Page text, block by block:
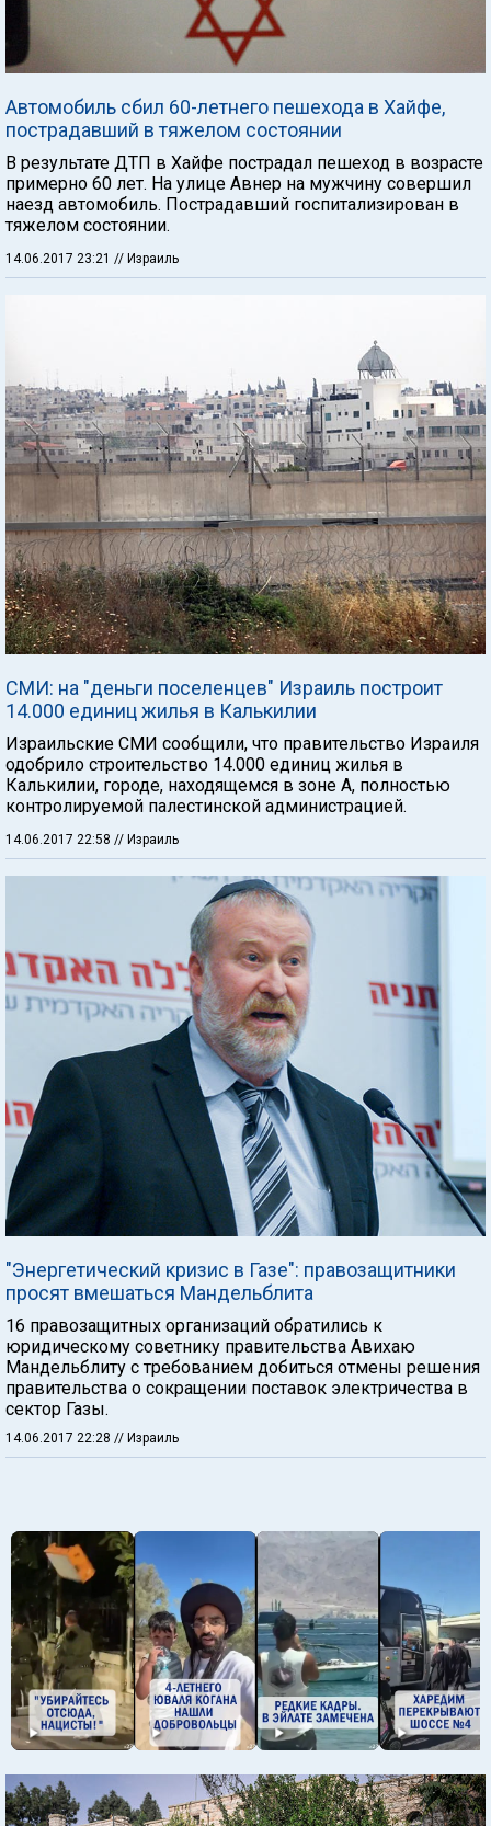
Автомобиль сбил 60-летнего пешехода в Хайфе,
пострадавший в тяжелом состоянии
В результате ДТП в Хайфе пострадал пешеход в возрасте
примерно 60 лет. На улице Авнер на мужчину совершил
наезд автомобиль. Пострадавший госпитализирован в
тяжелом состоянии.
14.06.2017 23:21 // Израиль
СМИ: на "деньги поселенцев" Израиль построит
14.000 единиц жилья в Калькилии
Израильские СМИ сообщили, что правительство Израиля
одобрило строительство 14.000 единиц жилья в
Калькилии, городе, находящемся в зоне А, полностью
контролируемой палестинской администрацией.
14.06.2017 22:58 // Израиль
"Энергетический кризис в Газе": правозащитники
просят вмешаться Мандельблита
16 правозащитных организаций обратились к
юридическому советнику правительства Авихаю
Мандельблиту с требованием добиться отмены решения
правительства о сокращении поставок электричества в
сектор Газы.
14.06.2017 22:28 // Израиль